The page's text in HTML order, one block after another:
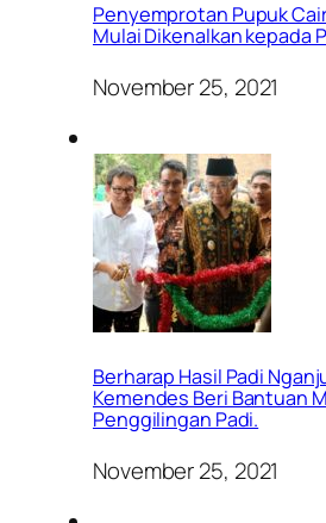
Penyemprotan Pupuk
Mulai Dikenalkan kepada
November 25, 2021
Berharap Hasil Padi
Kemendes Beri Bantuan
Penggilingan Padi.
November 25, 2021